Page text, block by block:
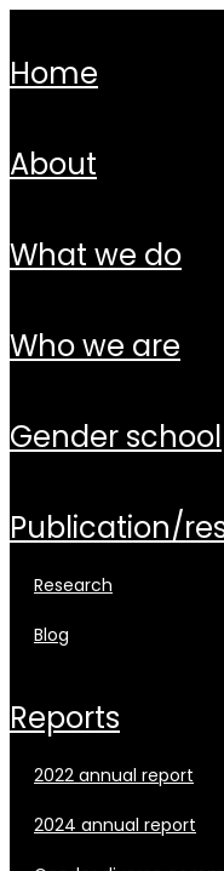
home
about
what we do
who we are
gender school
publication/
research
blog
reports
2022 annual report
2024 annual report